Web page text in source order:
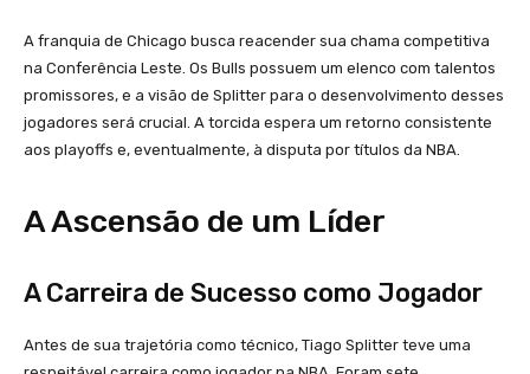
A franquia de Chicago busca reacender sua chama competitiva
na Conferência Leste. Os Bulls possuem um elenco com talentos
promissores, e a visão de Splitter para o desenvolvimento desses
jogadores será crucial. A torcida espera um retorno consistente
aos playoffs e, eventualmente, à disputa por títulos da NBA.
A Ascensão de um Líder
A Carreira de Sucesso como Jogador
Antes de sua trajetória como técnico, Tiago Splitter teve uma